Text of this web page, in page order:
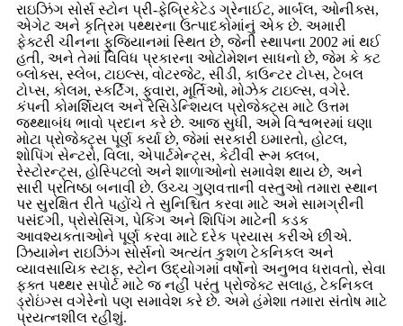
રાઇઝિંગ સોર્સ સ્ટોન પ્રી-ફેબ્રિકેટેડ ગ્રેનાઈટ, માર્બલ, ઓનીક્સ,
એગેટ અને કૃત્રિમ પથ્થરના ઉત્પાદકોમાંનું એક છે. અમારી
ફેક્ટરી ચીનના ફુજિયાનમાં સ્થિત છે, જેની સ્થાપના 2002 માં થઈ
હતી, અને તેમાં વિવિધ પ્રકારના ઓટોમેશન સાધનો છે, જેમ કે કટ
બ્લોક્સ, સ્લેબ, ટાઇલ્સ, વોટરજેટ, સીડી, કાઉન્ટર ટોપ્સ, ટેબલ
ટોપ્સ, કોલમ, સ્કર્ટિંગ, ફુવારા, મૂર્તિઓ, મોઝેક ટાઇલ્સ, વગેરે.
કંપની કોમર્શિયલ અને રેસિડેન્શિયલ પ્રોજેક્ટ્સ માટે ઉત્તમ
જથ્થાબંધ ભાવો પ્રદાન કરે છે. આજ સુધી, અમે વિશ્વભરમાં ઘણા
મોટા પ્રોજેક્ટ્સ પૂર્ણ કર્યા છે, જેમાં સરકારી ઇમારતો, હોટલ,
શોપિંગ સેન્ટરો, વિલા, એપાર્ટમેન્ટ્સ, કેટીવી રૂમ ક્લબ,
રેસ્ટોરન્ટ્સ, હોસ્પિટલો અને શાળાઓનો સમાવેશ થાય છે, અને
સારી પ્રતિષ્ઠા બનાવી છે. ઉચ્ચ ગુણવત્તાની વસ્તુઓ તમારા સ્થાન
પર સુરક્ષિત રીતે પહોંચે તે સુનિશ્ચિત કરવા માટે અમે સામગ્રીની
પસંદગી, પ્રોસેસિંગ, પેકિંગ અને શિપિંગ માટેની કડક
આવશ્યકતાઓને પૂર્ણ કરવા માટે દરેક પ્રયાસ કરીએ છીએ.
ઝિયામેન રાઇઝિંગ સોર્સનો અત્યંત કુશળ ટેકનિકલ અને
વ્યાવસાયિક સ્ટાફ, સ્ટોન ઉદ્યોગમાં વર્ષોનો અનુભવ ધરાવતો, સેવા
ફક્ત પથ્થર સપોર્ટ માટે જ નહીં પરંતુ પ્રોજેક્ટ સલાહ, ટેકનિકલ
ડ્રોઇંગ્સ વગેરેનો પણ સમાવેશ કરે છે. અમે હંમેશા તમારા સંતોષ માટે
પ્રયત્નશીલ રહીશું.